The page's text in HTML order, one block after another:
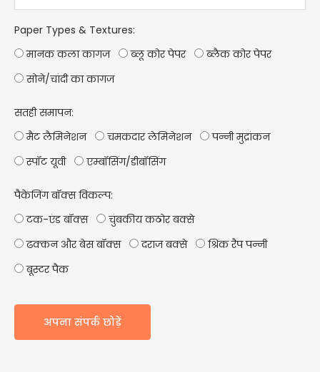
Paper Types & Textures:
मानक कला कागज
ब्लू कोर पेपर
ब्लैक कोर पेपर
सोने/चांदी का कागज
सतही समापन:
मैट लैमिनेशन
चमकदार लेमिनेशन
पन्नी मुद्रांकन
स्पॉट यूवी
एम्बॉसिंग/डीबॉसिंग
पैकेजिंग बॉक्स विकल्प:
टक-एंड बॉक्स
चुंबकीय कठोर बक्से
ढक्कन और बेस बॉक्स
दराज बक्से
श्रिंक रैप पन्नी
बूस्टर पैक
अपना संपर्क छोड़ें